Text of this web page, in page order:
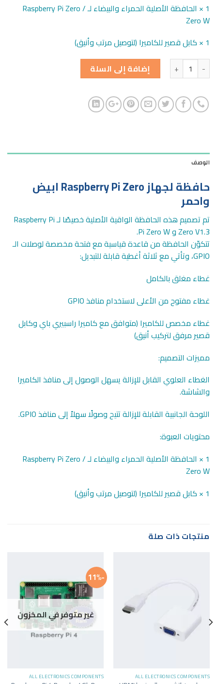
1 × الحافظة الأصلية الحمراء والبيضاء لـ Raspberry Pi Zero /
Zero W
1 × كابل قصير للكاميرا (لتوصيل مرتب وأنيق)
الكمية إضافة إلى السلة
الوصف
حافظة لجهاز Raspberry Pi Zero ابيض
واحمر
تم تصميم هذه الحافظة الواقية الأصلية خصيصًا لـ Raspberry Pi
Zero V1.3 و Pi Zero W.
تتكوّن الحافظة من قاعدة قياسية مع فتحة مخصصة لوصلات الـ
GPIO، وتأتي مع ثلاثة أغطية قابلة للتبديل:
غطاء مغلق بالكامل
غطاء مفتوح من الأعلى لاستخدام منافذ GPIO
غطاء مخصص للكاميرا (متوافق مع كاميرا راسبيري باي وكابل
قصير مرفق لتركيب أنيق)
مميزات التصميم:
الغطاء العلوي القابل للإزالة يسهل الوصول إلى منافذ الكاميرا
والشاشة.
اللوحة الجانبية القابلة للإزالة تتيح وصولًا سهلاً إلى منافذ GPIO.
محتويات العبوة:
1 × الحافظة الأصلية الحمراء والبيضاء لـ Raspberry Pi Zero /
Zero W
1 × كابل قصير للكاميرا (لتوصيل مرتب وأنيق)
منتجات ذات صلة
ALL ELECTRONICS COMPONENTS
-11%
غير متوفر في المخزون
ALL ELECTRONICS COMPONENTS